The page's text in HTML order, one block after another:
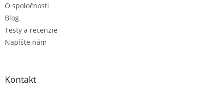
O spoločnosti
Blog
Testy a recenzie
Napíšte nám
Kontakt